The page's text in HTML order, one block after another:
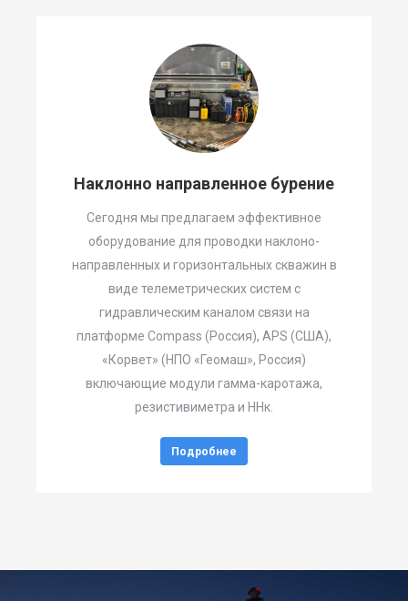
Наклонно направленное бурение
Сегодня мы предлагаем эффективное
оборудование для проводки наклоно-
направленных и горизонтальных скважин в
виде телеметрических систем с
гидравлическим каналом связи на
платформе Compass (Россия), APS (США),
«Корвет» (НПО «Геомаш», Россия)
включающие модули гамма-каротажа,
резистивиметра и ННк.
Подробнее